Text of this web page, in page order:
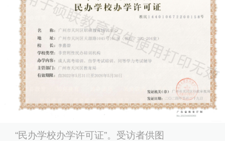
“民办学校办学许可证”。受访者供图